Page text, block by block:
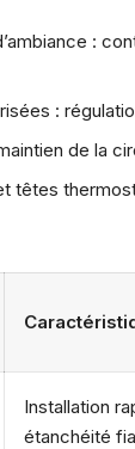
:
:
de la
têtes
Installation
étanchéité